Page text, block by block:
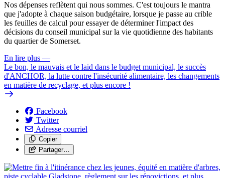
Nos dépenses reflètent qui nous sommes. C'est toujours le mantra
que j'adopte à chaque saison budgétaire, lorsque je passe au crible
les feuilles de calcul pour essayer de déterminer l'impact des
décisions du conseil municipal sur la vie quotidienne des habitants
du quartier de Somerset.
En lire plus —
Le bon, le mauvais et le laid dans le budget municipal, le succès
d'ANCHOR, la lutte contre l'insécurité alimentaire, les changements
en matière de recyclage, et plus encore !
Facebook
Twitter
Adresse courriel
Copier
Partager…